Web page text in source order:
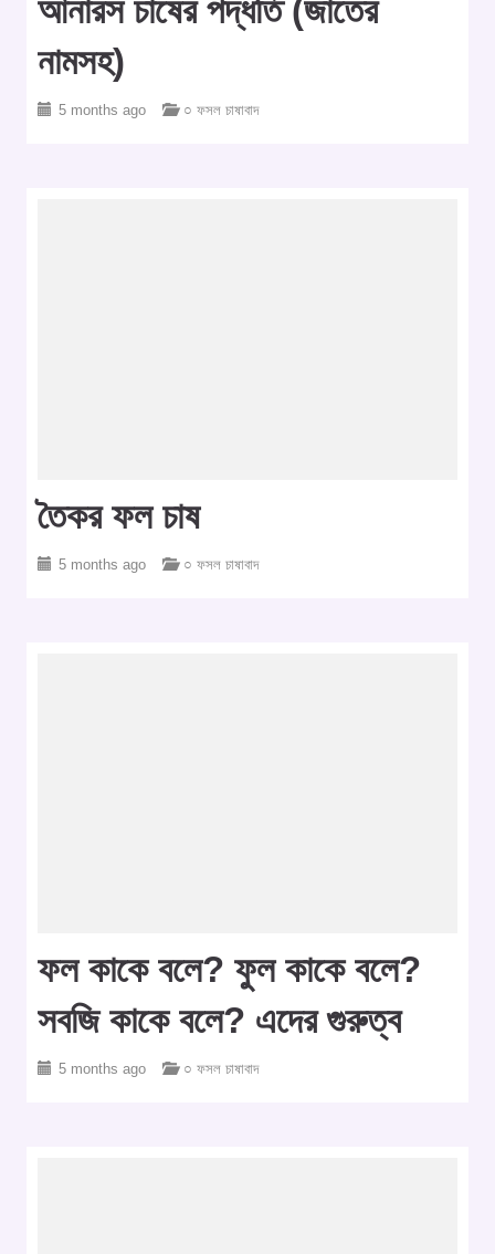
আনারস চাষের পদ্ধতি (জাতের
নামসহ)
5 months ago ○ ফসল চাষাবাদ
তৈকর ফল চাষ
5 months ago ○ ফসল চাষাবাদ
ফল কাকে বলে? ফুল কাকে বলে?
সবজি কাকে বলে? এদের গুরুত্ব
5 months ago ○ ফসল চাষাবাদ